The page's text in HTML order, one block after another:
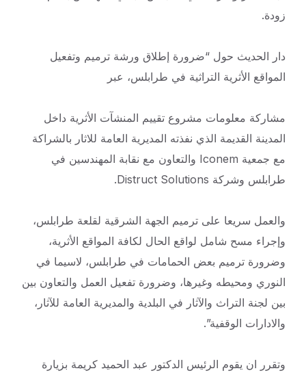
زودة.
دار الحديث حول “ضرورة إطلاق ورشة ترميم وتفعيل
المواقع الأثرية التراثية في طرابلس، عبر
مشاركة معلومات مشروع تقييم المنشآت الأثرية داخل
المدينة القديمة الذي نفذته المديرية العامة للاثار بالشراكة
مع جمعية Iconem والتعاون مع نقابة المهندسين في
طرابلس وشركة Distruct Solutions.
والعمل سريعا على ترميم الجهة الشرقية لقلعة طرابلس،
وإجراء مسح شامل لواقع الحال لكافة المواقع الأثرية،
وضرورة ترميم بعض الحمامات في طرابلس، لاسيما في
النوري ومحيطه وغيرها، وضرورة تفعيل العمل والتعاون بين
بين لجنة التراث والآثار في البلدية والمديرية العامة للآثار،
والادارات الوقفية”.
وتقرر ان يقوم الرئيس الدكتور عبد الحميد كريمة ب⁠زيارة